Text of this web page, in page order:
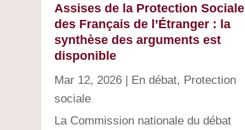
Assises de la Protection Sociale
des Français de l’Étranger : la
synthèse des arguments est
disponible
Mar 12, 2026| En débat, Protection
sociale
La Commission nationale du débat